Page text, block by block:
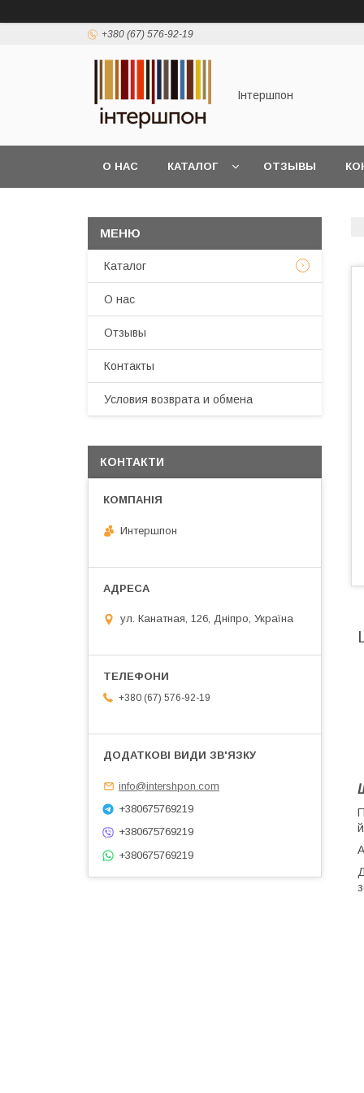
+380 (67) 576-92-19
Інтершпон
О НАС КАТАЛОГ ОТЗЫВЫ
Каталог
О нас
Отзывы
Контакты
Условия возврата и обмена
КОНТАКТИ
Интершпон
ул. Канатная, 126, Дніпро, Україна
+380 (67) 576-92-19
info@intershpon.com
+380675769219
+380675769219
+380675769219